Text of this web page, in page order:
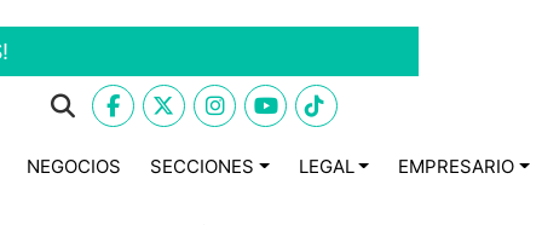
NEGOCIOS SECCIONES LEGAL EMPRESARIO